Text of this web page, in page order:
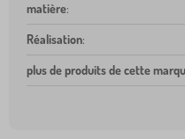
matière:
Réalisation:
plus de produits de cette